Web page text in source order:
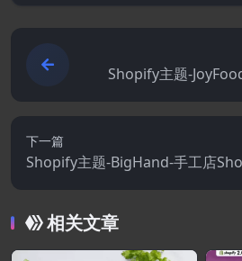
Shopify主题-
下一篇
Shopify主题-BigHand-手工店
相关文章